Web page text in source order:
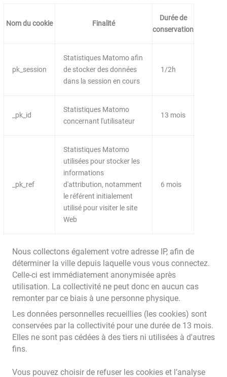
Nom du cookie Finalité
Durée de
conservation
pk_session
Statistiques Matomo afin
de stocker des données
dans la session en cours
1/2h
_pk_id
Statistiques Matomo
concernant l'utilisateur
13 mois
_pk_ref
Statistiques Matomo
utilisées pour stocker les
informations
d'attribution, notamment
le référent initialement
utilisé pour visiter le site
Web
6 mois
Nous collectons également votre adresse IP, afin de
déterminer la ville depuis laquelle vous vous connectez.
Celle-ci est immédiatement anonymisée après
utilisation. La collectivité ne peut donc en aucun cas
remonter par ce biais à une personne physique.
Les données personnelles recueillies (les cookies) sont
conservées par la collectivité pour une durée de 13 mois.
Elles ne sont pas cédées à des tiers ni utilisées à d'autres
fins.
Vous pouvez choisir de refuser les cookies et l’analyse